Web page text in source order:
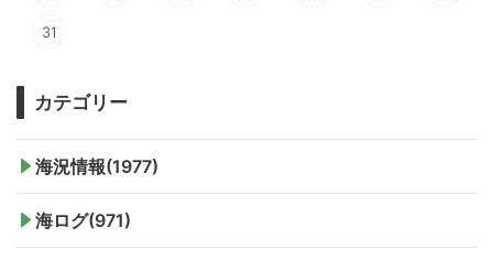
31
カテゴリー
海況情報(1977)
海ログ(971)